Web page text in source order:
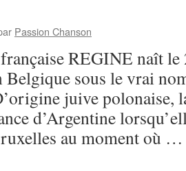
Passion Chanson
REGINE naît le
Belgique sous le vrai
juive polonaise,
d’Argentine
au moment où